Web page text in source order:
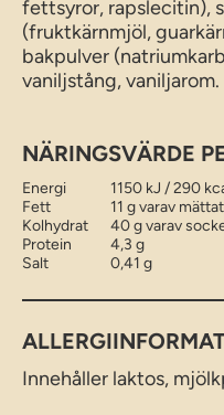
fettsyror, rapslecitin),
(fruktkärnmjöl,
bakpulver
vaniljstång, vaniljarom.
NÄRINGSVÄRDE
Energi
1150 kJ / 290
Fett
11 g varav
Kolhydrat
40 g varav
Protein
4,3 g
Salt
0,41 g
Innehåller laktos,